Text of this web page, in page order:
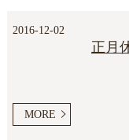
2016-12-02
正月
MORE